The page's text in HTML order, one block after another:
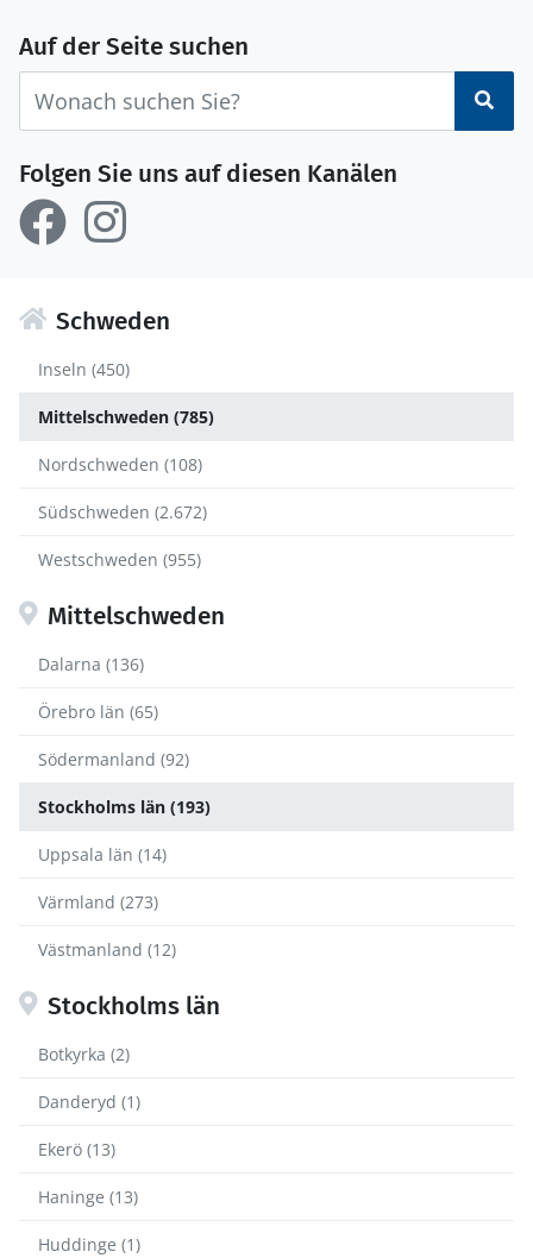
Auf der Seite suchen
Folgen Sie uns auf diesen Kanälen
Schweden
Inseln (450)
Mittelschweden (785)
Nordschweden (108)
Südschweden (2.672)
Westschweden (955)
Mittelschweden
Dalarna (136)
Örebro län (65)
Södermanland (92)
Stockholms län (193)
Uppsala län (14)
Värmland (273)
Västmanland (12)
Stockholms län
Botkyrka (2)
Danderyd (1)
Ekerö (13)
Haninge (13)
Huddinge (1)